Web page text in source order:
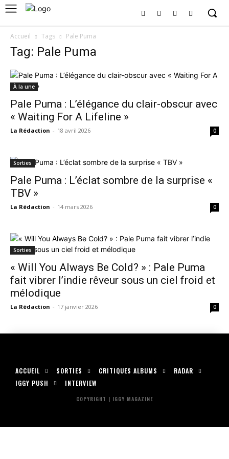
Accueil Tags Pale Puma
Tag: Pale Puma
À la une
Pale Puma : L’élégance du clair-obscur avec
« Waiting For A Lifeline »
La Rédaction - 18 avril 2026 0
Sorties
Pale Puma : L’éclat sombre de la surprise «
TBV »
La Rédaction - 14 mars 2026 0
Sorties
« Will You Always Be Cold? » : Pale Puma
fait vibrer l’indie rêveur sous un ciel froid et
mélodique
La Rédaction - 17 janvier 2026 0
ACCUEIL SORTIES CRITIQUES ALBUMS
RADAR
IGGY PUSH
INTERVIEW
COPYRIGHT | IGGY MAGAZINE